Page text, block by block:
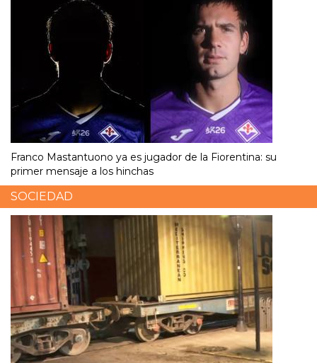
Franco Mastantuono ya es jugador de la Fiorentina: su
primer mensaje a los hinchas
SOCIEDAD